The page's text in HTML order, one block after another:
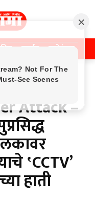
क्राईम मनोरंजन
Attack –
‛CCTV’
हाती